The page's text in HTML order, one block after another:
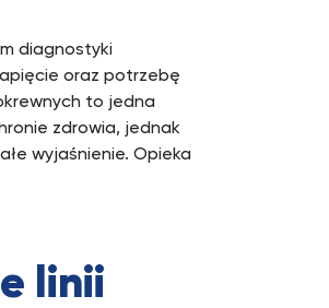
diagnostyki
oraz potrzebę
to jedna
zdrowia, jednak
wyjaśnienie. Opieka
linii